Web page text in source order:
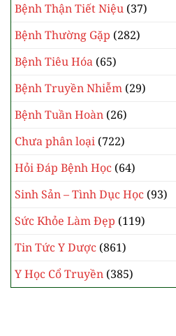
Bệnh Thận Tiết Niệu (37)
Bệnh Thường Gặp (282)
Bệnh Tiêu Hóa (65)
Bệnh Truyền Nhiễm (29)
Bệnh Tuần Hoàn (26)
Chưa phân loại (722)
Hỏi Đáp Bệnh Học (64)
Sinh Sản – Tình Dục Học (93)
Sức Khỏe Làm Đẹp (119)
Tin Tức Y Dược (861)
Y Học Cổ Truyền (385)